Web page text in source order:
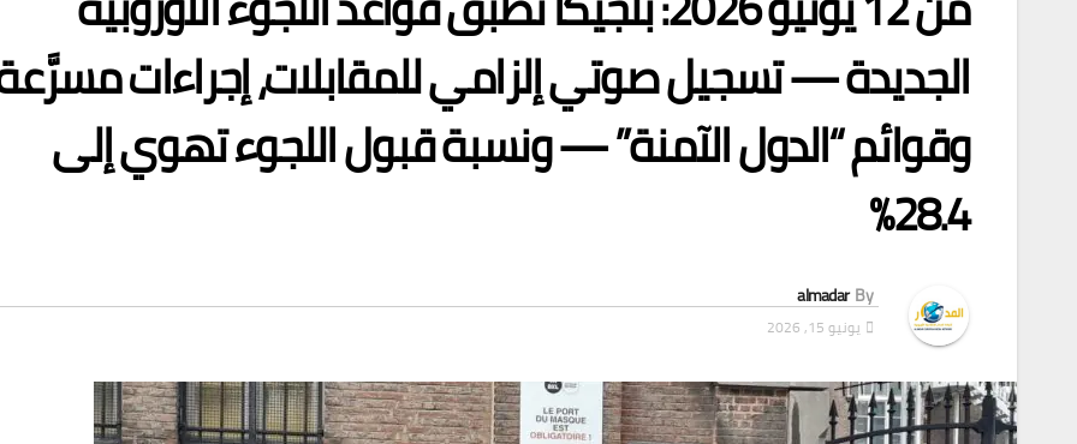
الجديدة — تسجيل صوتي إلزامي للمقابلات، إجراءات
وقوائم “الدول الآمنة” — ونسبة قبول اللجوء تهوي إلى
28.4%
By
almadar
يونيو 15, 2026